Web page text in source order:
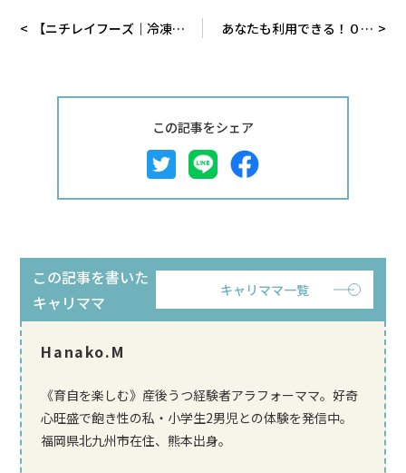
【ニチレイフーズ｜冷凍食
あなたも利用できる！０歳
この記事をシェア
この記事を書いた
キャリママ
キャリママ一覧
Hanako.M
《育自を楽しむ》産後うつ経験者アラフォーママ。好奇
心旺盛で飽き性の私・小学生2男児との体験を発信中。
福岡県北九州市在住、熊本出身。